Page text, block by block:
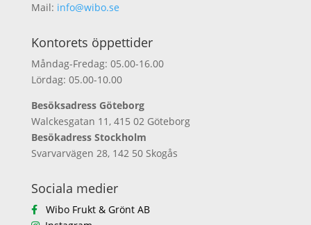
Mail: info@wibo.se
Kontorets öppettider
Måndag-Fredag: 05.00-16.00
Lördag: 05.00-10.00
Besöksadress Göteborg
Walckesgatan 11, 415 02 Göteborg
Besökadress Stockholm
Svarvarvägen 28, 142 50 Skogås
Sociala medier
Wibo Frukt & Grönt AB